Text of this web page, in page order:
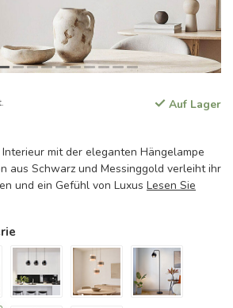
Auf Lager
mit der eleganten Hängelampe
aus Schwarz und Messinggold verleiht ihr
und ein Gefühl von Luxus Lesen Sie